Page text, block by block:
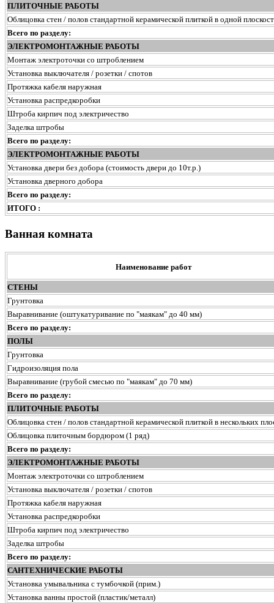
ПЛИТОЧНЫЕ РАБОТЫ
Облицовка стен / полов стандартной керамической плиткой в одной
Всего по разделу:
ЭЛЕКТРОМОНТАЖНЫЕ РАБОТЫ
Монтаж электроточки со штроблением
Установка выключателя / розетки / спотов
Протяжка кабеля наружная
Установка распредкоробки
Штроба кирпич под электричество
Заделка штробы
Всего по разделу:
ЭЛЕКТРОМОНТАЖНЫЕ РАБОТЫ
Установка двери без добора (стоимость двери до 10т.р.)
Установка дверного добора
Всего по разделу:
ИТОГО :
Ванная комната
Наименование работ
СТЕНЫ
Грунтовка
Выравнивание (оштукатуривание по "маякам" до 40 мм)
Всего по разделу:
ПОЛЫ
Грунтовка
Гидроизоляция пола
Выравнивание (грубой смесью по "маякам" до 70 мм)
Всего по разделу:
ПЛИТОЧНЫЕ РАБОТЫ
Облицовка стен / полов стандартной керамической плиткой в нескольких
Облицовка плиточным бордюром (1 ряд)
Всего по разделу:
ЭЛЕКТРОМОНТАЖНЫЕ РАБОТЫ
Монтаж электроточки со штроблением
Установка выключателя / розетки / спотов
Протяжка кабеля наружная
Установка распредкоробки
Штроба кирпич под электричество
Заделка штробы
Всего по разделу:
САНТЕХНИЧЕСКИЕ РАБОТЫ
Установка умывальника с тумбочкой (прим.)
Установка ванны простой (пластик/металл)